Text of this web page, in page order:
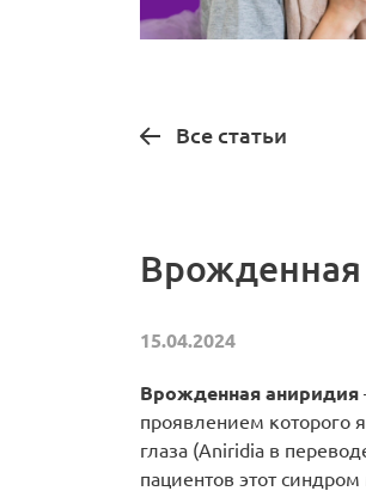
Все статьи
Врожденная
15.04.2024
Врожденная аниридия
проявлением которого
глаза (Aniridia в
пациентов этот